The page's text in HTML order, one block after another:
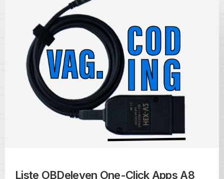
Liste OBDeleven One-Click Apps A8